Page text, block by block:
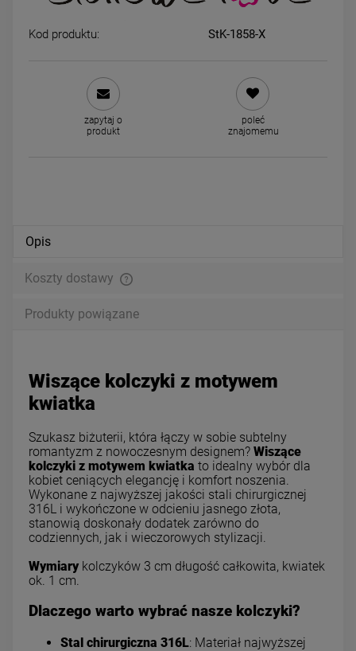
34,00 zł
Kod produktu: StK-1858-X
zapytaj o
produkt
poleć
znajomemu
Opis
Koszty dostawy
Produkty powiązane
Wiszące kolczyki z motywem
kwiatka
Szukasz biżuterii, która łączy w sobie subtelny
romantyzm z nowoczesnym designem? Wiszące
kolczyki z motywem kwiatka to idealny wybór dla
kobiet ceniących elegancję i komfort noszenia.
Wykonane z najwyższej jakości stali chirurgicznej
316L i wykończone w odcieniu jasnego złota,
stanowią doskonały dodatek zarówno do
codziennych, jak i wieczorowych stylizacji.
Wymiary kolczyków 3 cm długość całkowita, kwiatek
ok. 1 cm.
Dlaczego warto wybrać nasze kolczyki?
Stal chirurgiczna 316L: Materiał najwyższej